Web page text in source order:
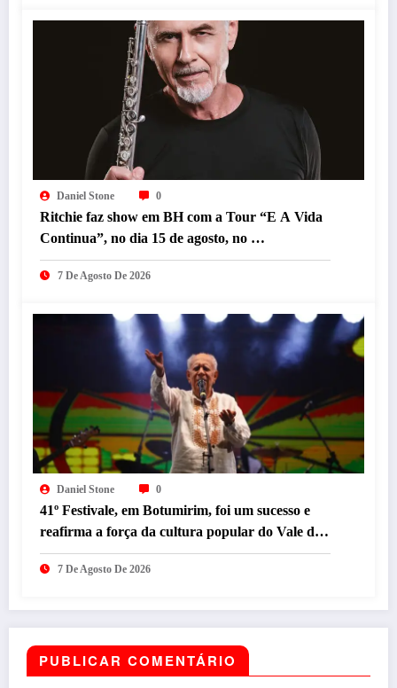
Daniel Stone 0
Ritchie faz show em BH com a Tour “E A Vida
Continua”, no dia 15 de agosto, no
Minascentro.
7 De Agosto De 2026
Daniel Stone 0
41º Festivale, em Botumirim, foi um sucesso e
reafirma a força da cultura popular do Vale do
Jequitinhonha
7 De Agosto De 2026
PUBLICAR COMENTÁRIO